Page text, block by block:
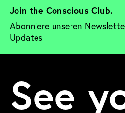
Join the Conscious Club.
Abonniere unseren
Updates
See